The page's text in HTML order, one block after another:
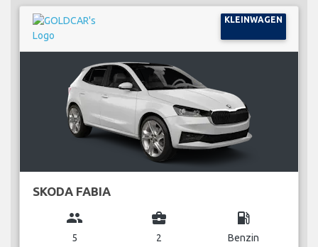
KLEINWAGEN
SKODA FABIA
group
5
business_center
2
local_gas_station
Benzin